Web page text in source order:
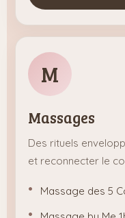
M
Massages
Des rituels
et reconnecter le
Massage des 5